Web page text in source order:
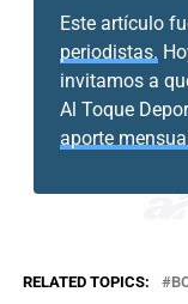
Este artículo
periodistas.
invitamos a
Al Toque
aporte
RELATED TOPICS: